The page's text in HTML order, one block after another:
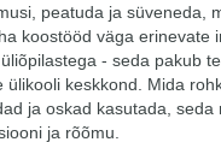
peatuda ja süveneda,
koostööd väga erinevate
- seda pakub
ülikooli keskkond. Mida
ja oskad kasutada, seda
ja rõõmu.